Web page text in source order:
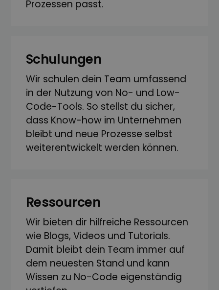
Prozessen passt.
Schulungen
Wir schulen dein Team umfassend
in der Nutzung von No- und Low-
Code-Tools. So stellst du sicher,
dass Know-how im Unternehmen
bleibt und neue Prozesse selbst
weiter­entwickelt werden können.
Ressourcen
Wir bieten dir hilfreiche Ressourcen
wie Blogs, Videos und Tutorials.
Damit bleibt dein Team immer auf
dem neuesten Stand und kann
Wissen zu No-Code eigen­ständig